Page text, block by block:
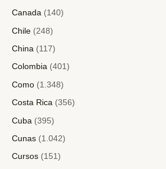
Canada (140)
Chile (248)
China (117)
Colombia (401)
Como (1.348)
Costa Rica (356)
Cuba (395)
Cunas (1.042)
Cursos (151)